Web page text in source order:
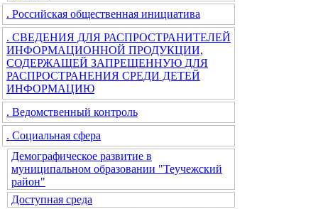
. Российская общественная инициатива
. СВЕДЕНИЯ ДЛЯ РАСПРОСТРАНИТЕЛЕЙ
ИНФОРМАЦИОННОЙ ПРОДУКЦИИ,
СОДЕРЖАЩЕЙ ЗАПРЕЩЕННУЮ ДЛЯ
РАСПРОСТРАНЕНИЯ СРЕДИ ДЕТЕЙ
ИНФОРМАЦИЮ
. Ведомственный контроль
. Социальная сфера
Демографическое развитие в
муниципальном образовании "Теучежский
район"
Доступная среда